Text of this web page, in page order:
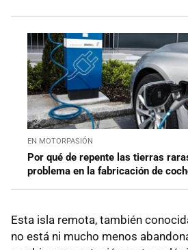
EN MOTORPASIÓN
Por qué de repente las tierras
problema en la fabricación de
Esta isla remota, también
no está ni mucho menos